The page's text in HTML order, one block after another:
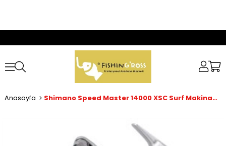
Anasayfa Shimano Speed Master 14000 XSC Surf Makinası